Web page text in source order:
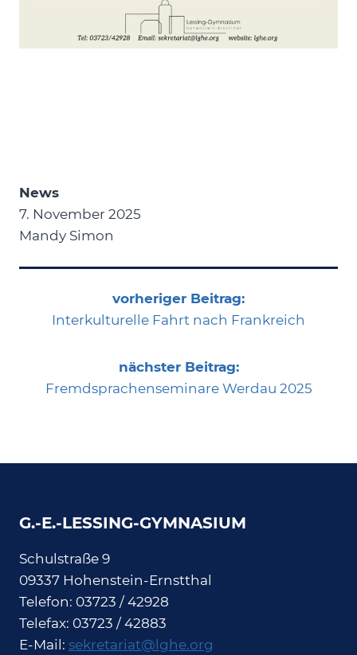
News
7. November 2025
Mandy Simon
vorheriger Beitrag:
Interkulturelle Fahrt nach Frankreich
nächster Beitrag:
Fremdsprachenseminare Werdau 2025
G.-E.-LESSING-GYMNASIUM
Schulstraße 9
09337 Hohenstein-Ernstthal
Telefon: 03723 / 42928
Telefax: 03723 / 42883
E-Mail: sekretariat@lghe.org